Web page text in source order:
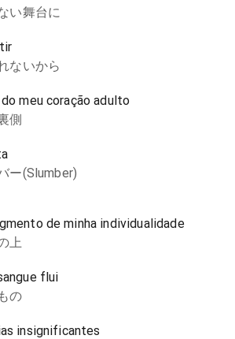
い舞台に
ないから
meu coração adulto
側
ー(Slumber)
de minha individualidade
上
flui
の
insignificantes